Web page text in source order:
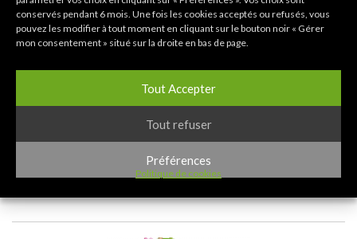
conservés pendant 6 mois. Une fois les cookies acceptés ou refusés, vous
pouvez les modifier à tout moment en cliquant sur le bouton noir « Gérer
mon consentement » situé sur la droite en bas de page.
Tout Accepter
Tout refuser
Préférences
Politique de cookies
Aerides
Aerides flabellata (monté sur bûche)
30,00€